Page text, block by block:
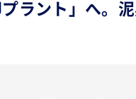
プラント」へ。